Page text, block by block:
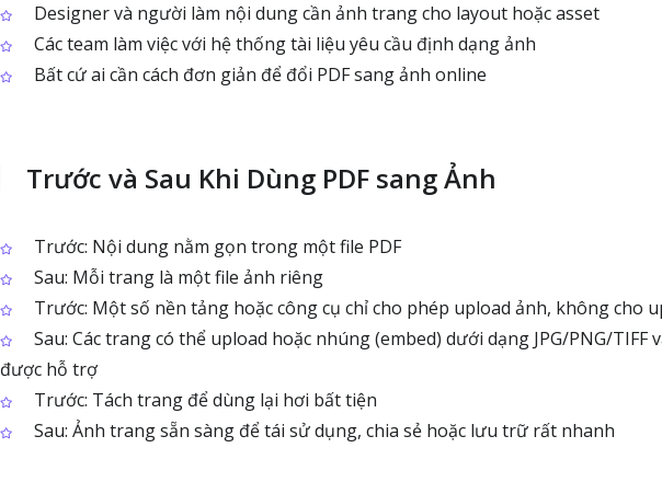
Designer và người làm nội dung cần ảnh trang cho layout hoặc asset
Các team làm việc với hệ thống tài liệu yêu cầu định dạng ảnh
Bất cứ ai cần cách đơn giản để đổi PDF sang ảnh online
Trước và Sau Khi Dùng PDF sang Ảnh
Trước: Nội dung nằm gọn trong một file PDF
Sau: Mỗi trang là một file ảnh riêng
Trước: Một số nền tảng hoặc công cụ chỉ cho phép upload ảnh, không cho
Sau: Các trang có thể upload hoặc nhúng (embed) dưới dạng JPG/PNG/TIFF
được hỗ trợ
Trước: Tách trang để dùng lại hơi bất tiện
Sau: Ảnh trang sẵn sàng để tái sử dụng, chia sẻ hoặc lưu trữ rất nhanh